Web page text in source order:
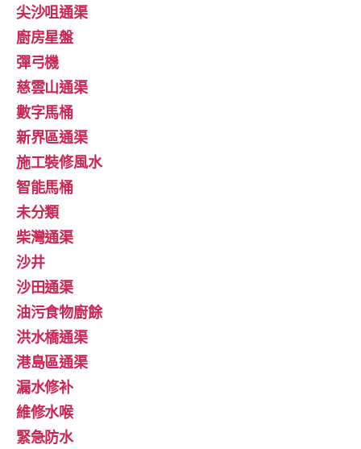
尖沙咀通渠
廚房星盤
彈弓機
慈雲山通渠
數字馬桶
新界區通渠
施工裝修風水
智能馬桶
未分類
柴灣通渠
沙井
沙田通渠
油污食物廚餘
洪水橋通渠
港島區通渠
漏水修补
維修水喉
緊急防水